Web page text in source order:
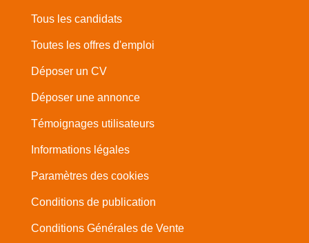
Tous les candidats
Toutes les offres d'emploi
Déposer un CV
Déposer une annonce
Témoignages utilisateurs
Informations légales
Paramètres des cookies
Conditions de publication
Conditions Générales de Vente